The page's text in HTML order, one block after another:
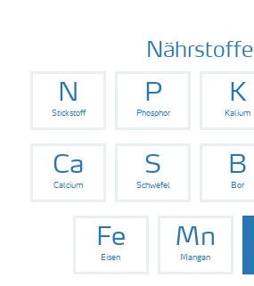
Zukunft anpacken
Düngeranwendung
Nährstoffe
N
Stickstoff
P
Phosphor
K
Kalium
Ca
Calcium
S
Schwefel
B
Bor
Fe
Eisen
Mn
Mangan